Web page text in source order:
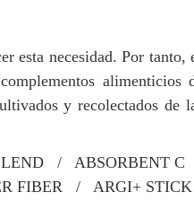
esta necesidad. Por tanto,
alimenticios
y recolectados de
/ ABSORBENT
FIBER / ARGI+ STICK